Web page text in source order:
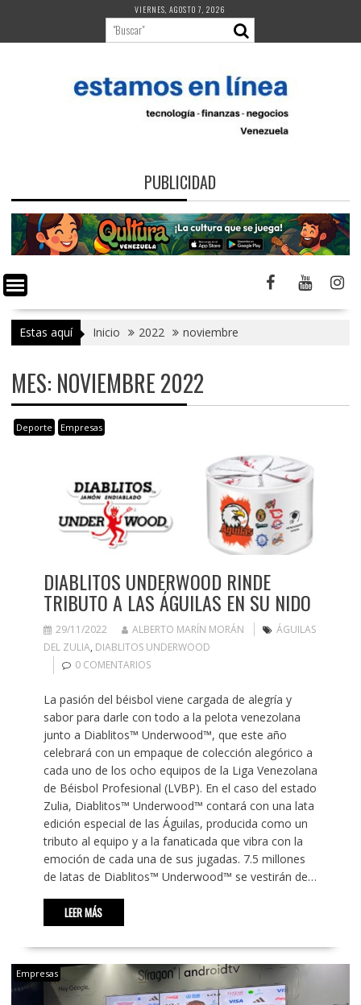
contenido
VIERNES, AGOSTO 7, 2026
PUBLICIDAD
Estas aquí Inicio 2022 noviembre
MES: NOVIEMBRE 2022
Deporte Empresas
DIABLITOS UNDERWOOD RINDE
TRIBUTO A LAS ÁGUILAS EN SU NIDO
29/11/2022 ALBERTO MARÍN MORÁN
ÁGUILAS
DEL ZULIA, DIABLITOS UNDERWOOD
0 COMENTARIOS
La pasión del béisbol viene cargada de alegría y
sabor para darle con todo a la pelota venezolana
junto a Diablitos™ Underwood™, que este año
celebrará con un empaque de colección alegórico a
cada uno de los ocho equipos de la Liga Venezolana
de Béisbol Profesional (LVBP). En el caso del estado
Zulia, Diablitos™ Underwood™ contará con una lata
edición especial de las Águilas, producida como un
tributo al equipo y a la fanaticada que vibra con la
emoción de cada una de sus jugadas. 7.5 millones
de latas de Diablitos™ Underwood™ se vestirán de…
LEER MÁS
Empresas